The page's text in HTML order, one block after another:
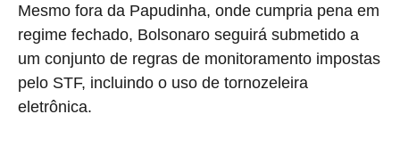
Mesmo fora da Papudinha, onde cumpria pena em
regime fechado, Bolsonaro seguirá submetido a
um conjunto de regras de monitoramento impostas
pelo STF, incluindo o uso de tornozeleira
eletrônica.